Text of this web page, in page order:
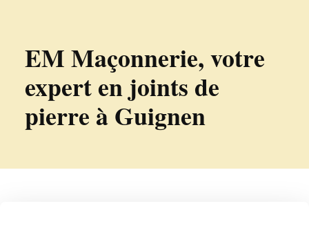
EM Maçonnerie, votre
expert en joints de
pierre à Guignen